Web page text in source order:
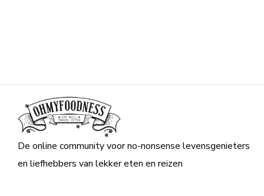
De online community voor no-nonsense levensgenieters
en liefhebbers van lekker eten en reizen